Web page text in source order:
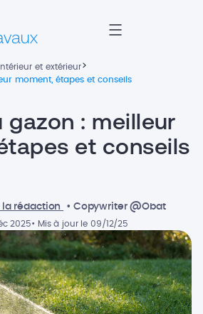
et extérieur>
moment, étapes et conseils
gazon : meilleur
et conseils
la rédaction • Copywriter @Obat
2025• Mis à jour le 09/12/25